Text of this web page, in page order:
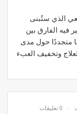
الذي ستُبنى
فيه الفارق بين
متجددًا حول مدى
وتخفيف العبء
0 تعليقات